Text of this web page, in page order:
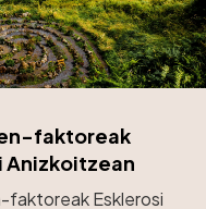
faktoreak
Anizkoitzean
faktoreak Esklerosi